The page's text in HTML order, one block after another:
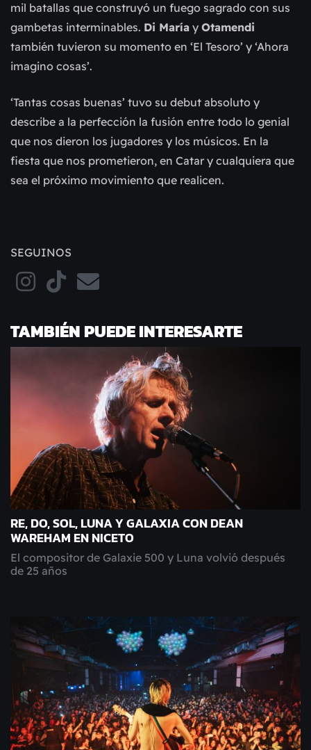
mil batallas que construyó un fuego sagrado con sus
gambetas interminables. Di María y Otamendi
también tuvieron su momento en ‘El Tesoro’ y ‘Ahora
imagino cosas’.
‘Tantas cosas buenas’ tuvo su debut absoluto y
describe a la perfección la fusión entre todo lo genial
que nos dieron los jugadores y los músicos. En la
fiesta que nos prometieron, en Catar y cualquiera que
sea el próximo movimiento que realicen.
SEGUINOS
TAMBIÉN PUEDE INTERESARTE
RE, DO, SOL, LUNA Y GALAXIA CON DEAN
WAREHAM EN NICETO
El compositor de Galaxie 500 y Luna volvió después
de 25 años